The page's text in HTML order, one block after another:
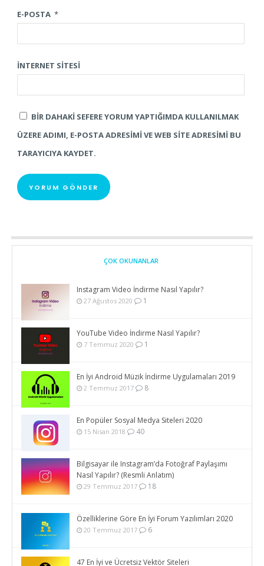
E-POSTA *
İNTERNET SITESI
BIR DAHAKI SEFERE YORUM YAPTIĞIMDA KULLANILMAK
ÜZERE ADIMI, E-POSTA ADRESIMI VE WEB SITE ADRESIMI BU
TARAYICIYA KAYDET.
ÇOK OKUNANLAR
Instagram Video İndirme Nasıl Yapılır?
27 Ağustos 2020 1
YouTube Video İndirme Nasıl Yapılır?
7 Temmuz 2020 1
En İyi Android Müzik İndirme Uygulamaları 2019
2 Temmuz 2017 8
En Popüler Sosyal Medya Siteleri 2020
15 Nisan 2018 40
Bilgisayar ile Instagram’da Fotoğraf Paylaşımı
Nasıl Yapılır? (Resmli Anlatım)
29 Temmuz 2017 18
Özelliklerine Göre En İyi Forum Yazılımları 2020
20 Temmuz 2017 6
47 En İyi ve Ücretsiz Vektör Siteleri